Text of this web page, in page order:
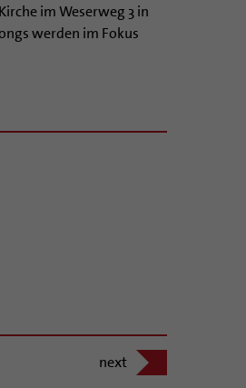
im Weserweg 3 in
werden im Fokus
next